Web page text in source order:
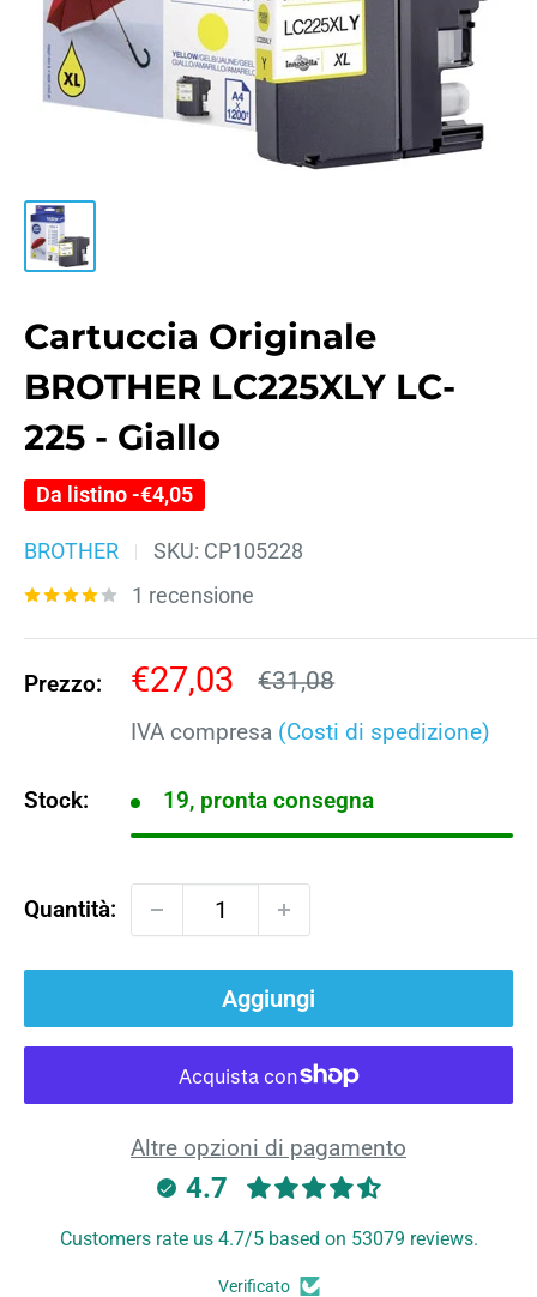
Cartuccia Originale
BROTHER LC225XLY LC-
225 - Giallo
Da listino -€4,05
BROTHER SKU: CP105228
1 recensione
Prezzo:
Prezzo
scontato
€27,03 Prezzo
€31,08
IVA compresa (Costi di spedizione)
Stock: 19, pronta consegna
Quantità:
Aggiungi
Altre opzioni di pagamento
4.7
Customers rate us 4.7/5 based on 53079 reviews.
Verificato